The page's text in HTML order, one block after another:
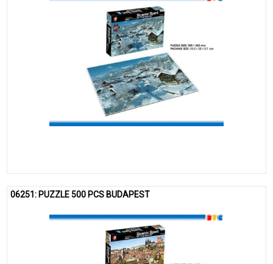
06251: PUZZLE 500 PCS BUDAPEST